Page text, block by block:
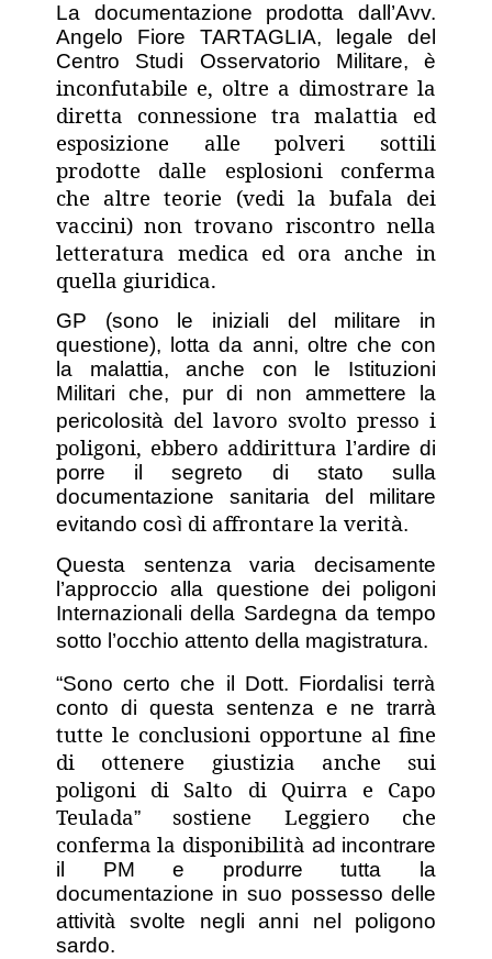
La documentazione prodotta dall ’Avv.
Angelo Fiore TARTAGLIA, legale del
Centro Studi Osservatorio Militare,è
inconfutabile e, oltre a dimostrare la
diretta connessione tra malattia ed
esposizione alle polveri sottili
prodotte dalle esplosioni conferma
che altre teorie (vedi la bufala dei
vaccini) non trovano riscontro nella
letteratura medica ed ora anche in
quella giuridica.
GP (sono le iniziali del militare in
questione), lotta da anni, oltre che con
la malattia, anche con le Istituzioni
Militari che, pur di non ammettere la
pericolosità del lavoro svolto presso i
poligoni, ebbero addirittura l’ardire di
porre il segreto di stato sulla
documentazione sanitaria del militare
evitando così di affrontare la verità.
Questa sentenza varia decisamente
l’approccio alla questione dei poligoni
Internazionali della Sardegna da tempo
sotto l’occhio attento della magistratura.
“Sono certo che il Dott. Fiordalisi terrà
conto di questa sentenza e ne trarrà
tutte le conclusioni opportune al fine
di ottenere giustizia anche sui
poligoni di Salto di Quirra e Capo
Teulada”
sostiene Leggiero che
conferma la disponibilità ad incontrare
il PM e produrre tutta la
documentazione in suo possesso delle
attività
svolte negli anni nel poligono
sardo.